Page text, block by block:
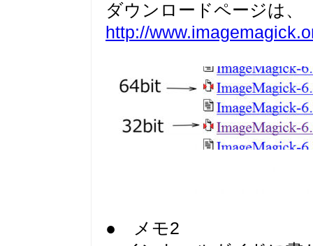
ダウンロードページは、
http://
● メモ2